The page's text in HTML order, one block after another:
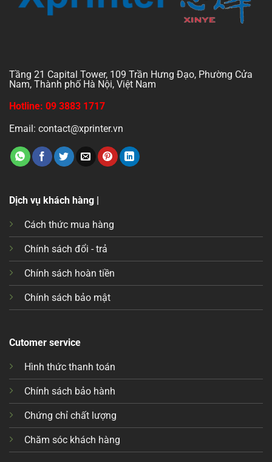
Tầng 21 Capital Tower, 109 Trần Hưng Đạo, Phường Cửa
Nam, Thành phố Hà Nội, Việt Nam
Hotline: 09 3883 1717
Email: contact@xprinter.vn
Dịch vụ khách hàng |
Cách thức mua hàng
Chính sách đổi - trả
Chính sách hoàn tiền
Chính sách bảo mật
Cutomer service
Hình thức thanh toán
Chính sách bảo hành
Chứng chỉ chất lượng
Chăm sóc khách hàng